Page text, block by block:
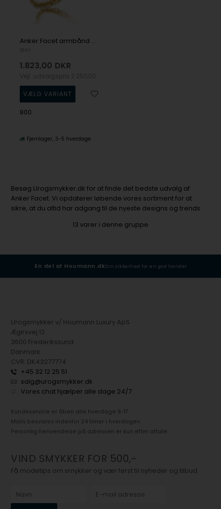
Anker Facet armbånd og halskæder i 14 karat guld - 20 bredder og lige den længde du skal bruge
1.823,00 DKR
800
Fjernlager 3-5 hverdage
Besøg Urogsmykker.dk for at finde det bedste udvalg af
Anker Facet. Vi opdaterer løbende vores sortiment for at
sikre, at du altid har adgang til de nyeste designs og trends.
13 varer i denne gruppe
En del af Houmann.dkDin sikkerhed for en god handel
Urogsmykker v/ Houmann Luxury ApS
Ægirsvej 12
3600 Frederikssund
Danmark
CVR: DK43277774
+45 32 12 25 51
salg@urogsmykker.dk
Vores chat hjælper alle dage 24/7
Kundeservice er åben alle hverdage 9-17.
Mails besvares indenfor 24 timer i hverdagen.
Personlig henvendelse på adressen er kun efter aftale.
VIND SMYKKER FOR 500,-
Få modetips om smykker og vær først til nyheder og tilbud